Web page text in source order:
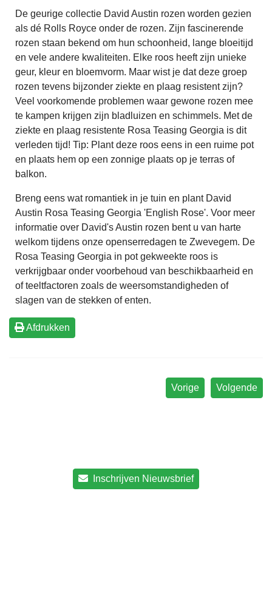
De geurige collectie David Austin rozen worden gezien
als dé Rolls Royce onder de rozen. Zijn fascinerende
rozen staan bekend om hun schoonheid, lange bloeitijd
en vele andere kwaliteiten. Elke roos heeft zijn unieke
geur, kleur en bloemvorm. Maar wist je dat deze groep
rozen tevens bijzonder ziekte en plaag resistent zijn?
Veel voorkomende problemen waar gewone rozen mee
te kampen krijgen zijn bladluizen en schimmels. Met de
ziekte en plaag resistente Rosa Teasing Georgia is dit
verleden tijd! Tip: Plant deze roos eens in een ruime pot
en plaats hem op een zonnige plaats op je terras of
balkon.
Breng eens wat romantiek in je tuin en plant David
Austin Rosa Teasing Georgia 'English Rose'. Voor meer
informatie over David's Austin rozen bent u van harte
welkom tijdens onze openserredagen te Zwevegem. De
Rosa Teasing Georgia in pot gekweekte roos is
verkrijgbaar onder voorbehoud van beschikbaarheid en
of teeltfactoren zoals de weersomstandigheden of
slagen van de stekken of enten.
Afdrukken
Volgende
Vorige
Inschrijven Nieuwsbrief